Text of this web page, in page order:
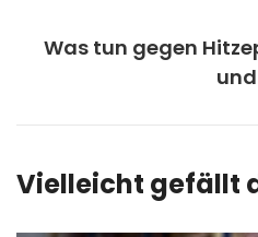
Was tun gegen
Vielleicht gefällt